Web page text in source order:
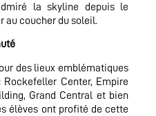
la skyline depuis le
au coucher du soleil.
des lieux emblématiques
Rockefeller Center, Empire
Grand Central et bien
élèves ont profité de cette